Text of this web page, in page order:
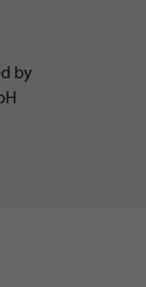
by